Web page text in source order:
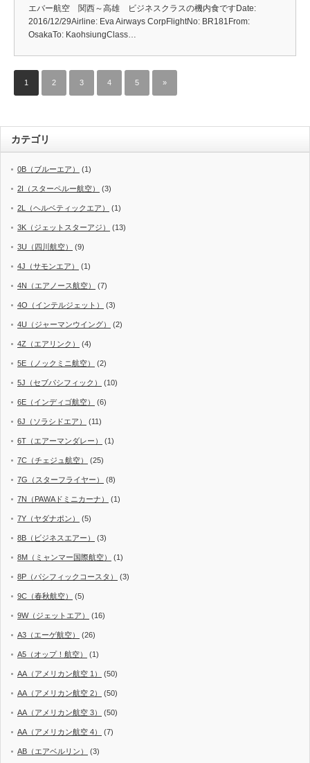
エバー航空 関西～高雄 ビジネスクラスの機内食ですDate:
2016/12/29Airline: Eva Airways CorpFlightNo: BR181From:
OsakaTo: KaohsiungClass…
1 2 3 4 5 »
カテゴリ
0B（ブルーエア） (1)
2I（スターペルー航空） (3)
2L（ヘルベティックエア） (1)
3K（ジェットスターアジ） (13)
3U（四川航空） (9)
4J（サモンエア） (1)
4N（エアノース航空） (7)
4O（インテルジェット） (3)
4U（ジャーマンウイング） (2)
4Z（エアリンク） (4)
5E（ノックミニ航空） (2)
5J（セブパシフィック） (10)
6E（インディゴ航空） (6)
6J（ソラシドエア） (11)
6T（エアーマンダレー） (1)
7C（チェジュ航空） (25)
7G（スターフライヤー） (8)
7N（PAWAドミニカーナ） (1)
7Y（ヤダナポン） (5)
8B（ビジネスエアー） (3)
8M（ミャンマー国際航空） (1)
8P（パシフィックコースタ） (3)
9C（春秋航空） (5)
9W（ジェットエア） (16)
A3（エーゲ航空） (26)
A5（オップ！航空） (1)
AA（アメリカン航空 1） (50)
AA（アメリカン航空 2） (50)
AA（アメリカン航空 3） (50)
AA（アメリカン航空 4） (7)
AB（エアベルリン） (3)